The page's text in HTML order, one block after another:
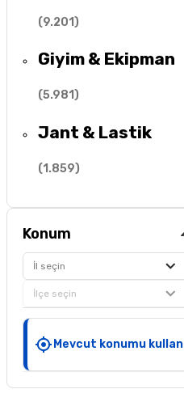
(9.201)
Giyim & Ekipman
(5.981)
Jant & Lastik
(1.859)
Konum
İl seçin
İlçe seçin
Mevcut konumu kullan